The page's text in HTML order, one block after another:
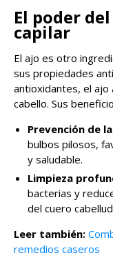
El poder
capilar
El ajo es otro
sus propiedades
antioxidantes, el ajo
cabello. Sus
Prevención de
bulbos pilosos,
y saludable.
Limpieza
bacterias y
del cuero
Leer también:
remedios caseros